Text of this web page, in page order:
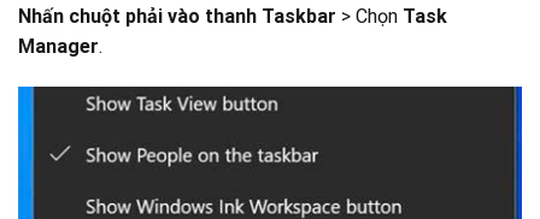
Nhấn chuột phải vào thanh Taskbar > Chọn Task
Manager.